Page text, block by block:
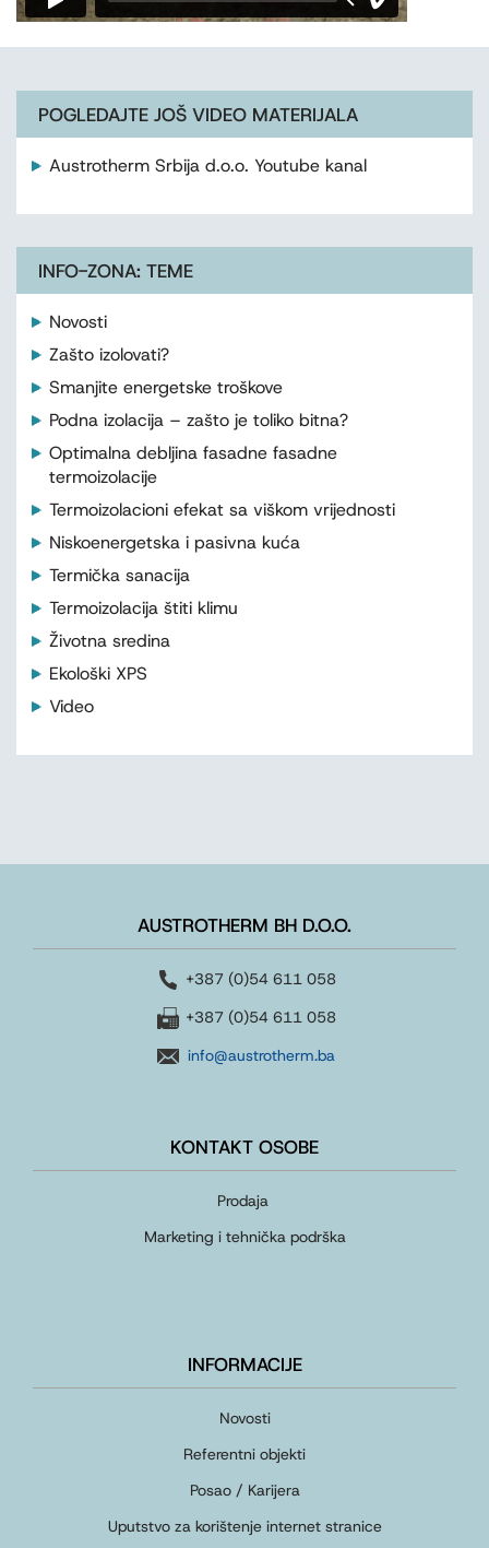
POGLEDAJTE JOŠ VIDEO MATERIJALA
Austrotherm Srbija d.o.o. Youtube kanal
INFO-ZONA: TEME
Novosti
Zašto izolovati?
Smanjite energetske troškove
Podna izolacija – zašto je toliko bitna?
Optimalna debljina fasadne fasadne
termoizolacije
Termoizolacioni efekat sa viškom vrijednosti
Niskoenergetska i pasivna kuća
Termička sanacija
Termoizolacija štiti klimu
Životna sredina
Ekološki XPS
Video
AUSTROTHERM BH D.O.O.
+387 (0)54 611 058
+387 (0)54 611 058
info@austrotherm.ba
KONTAKT OSOBE
Prodaja
Marketing i tehnička podrška
INFORMACIJE
Novosti
Referentni objekti
Posao / Karijera
Uputstvo za korištenje internet stranice